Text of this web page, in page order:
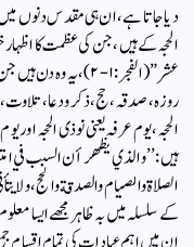
دیا جاتا ہے، ان ہی مقدس دنوں
الحجہ کے ہیں، جن کی عظمت کا
عشر” (الفجر: ۱-۲)، یہ
روزہ، صدقہ، حج، ذکرودعا، تلاوت،
الحجہ،یوم عرفہ یعنی نو ذی الحجہ اور
ہیں: ’’والذي يظهر أن السبب في
الصلاة والصيام والصدقة والحج،
کے سلسلہ میں بہ ظاہر مجھے